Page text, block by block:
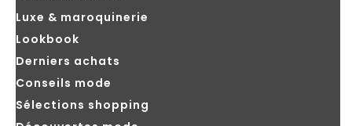
Luxe & maroquinerie
Lookbook
Derniers achats
Conseils mode
Sélections shopping